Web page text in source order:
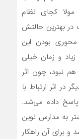
مولا کجای نظام
بهترین حالتش
محوری بودن این
و زمان خیلی
نبود، چون اثر
اثر ارتباط با
داده می‌شد.
به مدارس نوین
و برای آن راهکار